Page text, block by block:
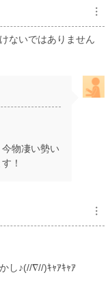
︙
ないではありません
物凄い勢い
！
︙
し♪(//∇//)ｷｬｱｷｬｱ